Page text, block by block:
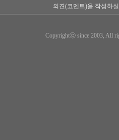
의견(코멘트)을 작성하
Copyrightⓒ since 2003, All